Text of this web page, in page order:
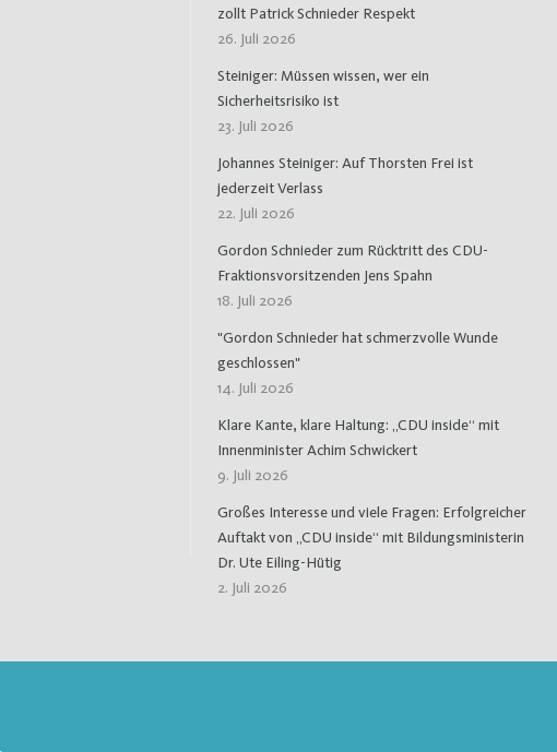
zollt Patrick Schnieder Respekt
26. Juli 2026
Steiniger: Müssen wissen, wer ein
Sicherheitsrisiko ist
23. Juli 2026
Johannes Steiniger: Auf Thorsten Frei ist
jederzeit Verlass
22. Juli 2026
Gordon Schnieder zum Rücktritt des CDU-
Fraktionsvorsitzenden Jens Spahn
18. Juli 2026
"Gordon Schnieder hat schmerzvolle Wunde
geschlossen"
14. Juli 2026
Klare Kante, klare Haltung: „CDU inside“ mit
Innenminister Achim Schwickert
9. Juli 2026
Großes Interesse und viele Fragen: Erfolgreicher
Auftakt von „CDU inside“ mit Bildungsministerin
Dr. Ute Eiling-Hütig
2. Juli 2026